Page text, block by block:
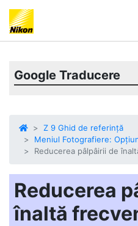
Google Traducere
Z 9 Ghid de referință
Meniul Fotografiere:
Reducerea pâlpâirii de
Reducerea
înaltă